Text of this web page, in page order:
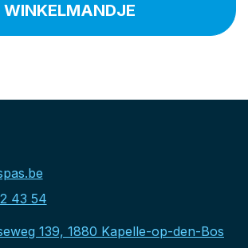
WINKELMANDJE
43 54
139, 1880 Kapelle-op-den-Bos